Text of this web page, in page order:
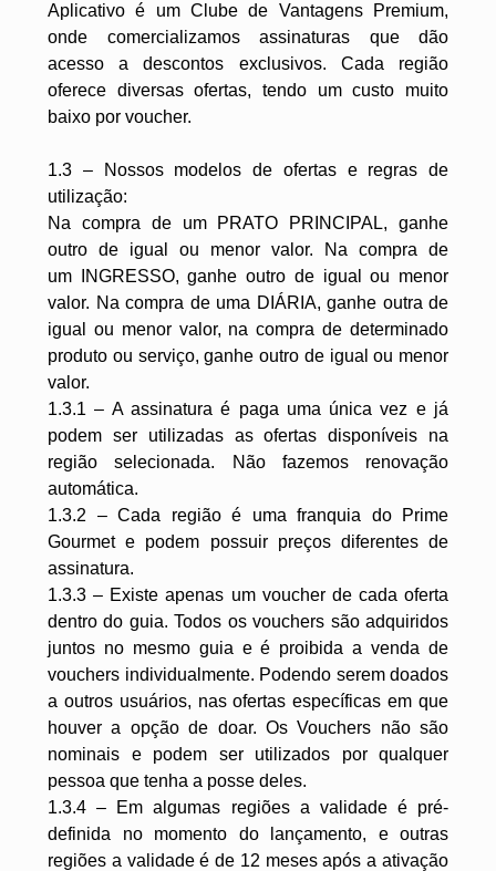
Aplicativo é um Clube de Vantagens Premium,
onde comercializamos assinaturas que dão
acesso a descontos exclusivos. Cada região
oferece diversas ofertas, tendo um custo muito
baixo por voucher.
1.3 – Nossos modelos de ofertas e regras de
utilização:
Na compra de um PRATO PRINCIPAL, ganhe
outro de igual ou menor valor. Na compra de
um INGRESSO, ganhe outro de igual ou menor
valor. Na compra de uma DIÁRIA, ganhe outra de
igual ou menor valor, na compra de determinado
produto ou serviço, ganhe outro de igual ou menor
valor.
1.3.1 – A assinatura é paga uma única vez e já
podem ser utilizadas as ofertas disponíveis na
região selecionada. Não fazemos renovação
automática.
1.3.2 – Cada região é uma franquia do Prime
Gourmet e podem possuir preços diferentes de
assinatura.
1.3.3 – Existe apenas um voucher de cada oferta
dentro do guia. Todos os vouchers são adquiridos
juntos no mesmo guia e é proibida a venda de
vouchers individualmente. Podendo serem doados
a outros usuários, nas ofertas específicas em que
houver a opção de doar. Os Vouchers não são
nominais e podem ser utilizados por qualquer
pessoa que tenha a posse deles.
1.3.4 – Em algumas regiões a validade é pré-
definida no momento do lançamento, e outras
regiões a validade é de 12 meses após a ativação